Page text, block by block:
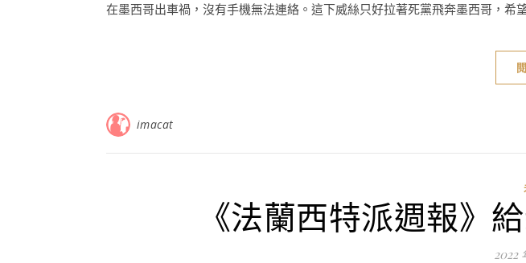
在墨西哥出車禍，沒有手機無法連絡。這下威絲只好拉著死黨飛奔墨西哥，希
imacat
《法蘭西特派週報》
2022